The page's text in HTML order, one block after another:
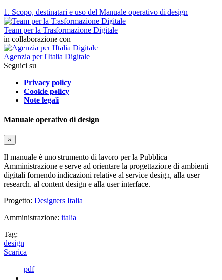
1. Scopo, destinatari e uso del Manuale operativo di design
Team per la Trasformazione Digitale
in collaborazione con
Agenzia per l'Italia Digitale
Seguici su
Privacy policy
Cookie policy
Note legali
Manuale operativo di design
×
Il manuale è uno strumento di lavoro per la Pubblica
Amministrazione e serve ad orientare la progettazione di ambienti
digitali fornendo indicazioni relative al service design, alla user
research, al content design e alla user interface.
Progetto: Designers Italia
Amministrazione: italia
Tag:
design
Scarica
pdf